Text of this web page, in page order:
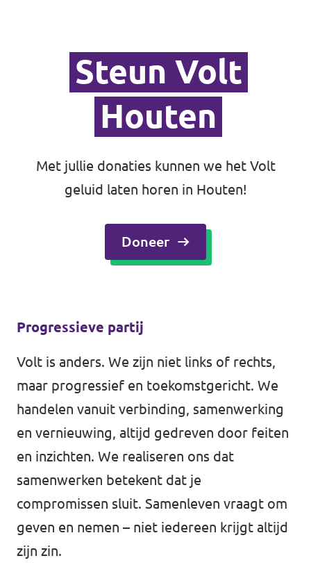
Steun Volt
Houten
Met jullie donaties kunnen we het Volt
geluid laten horen in Houten!
Doneer
Progressieve partij
Volt is anders. We zijn niet links of rechts,
maar progressief en toekomstgericht. We
handelen vanuit verbinding, samenwerking
en vernieuwing, altijd gedreven door feiten
en inzichten. We realiseren ons dat
samenwerken betekent dat je
compromissen sluit. Samenleven vraagt om
geven en nemen – niet iedereen krijgt altijd
zijn zin.